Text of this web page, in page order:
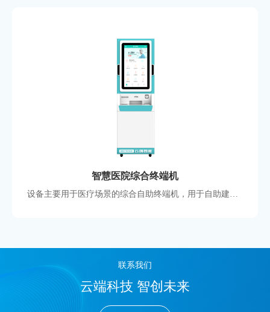
智慧医院综合终端机
设备主要用于医疗场景的综合自助终端机，用于自助建档发卡、查询、缴费 、挂号等，屏幕采用32寸高清电容屏，美观大气，大小型医院常用款式
联系我们
云端科技 智创未来